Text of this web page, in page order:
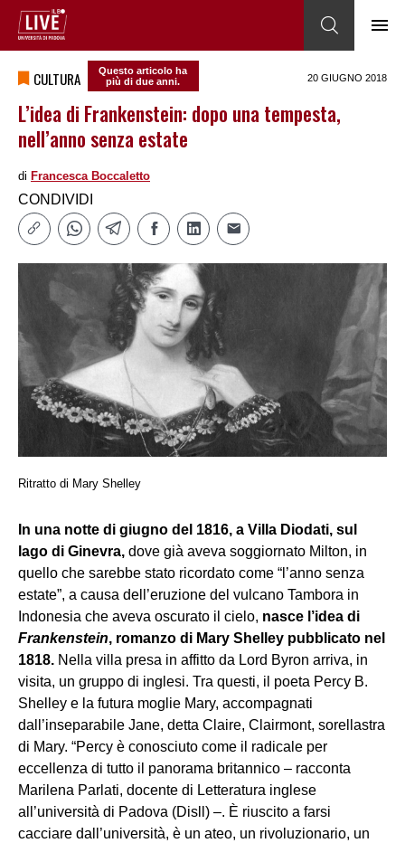
CULTURA
Questo articolo ha
più di due anni.
20 GIUGNO 2018
L’idea di Frankenstein: dopo una tempesta,
nell’anno senza estate
di Francesca Boccaletto
CONDIVIDI
Ritratto di Mary Shelley
In una notte di giugno del 1816, a Villa Diodati, sul
lago di Ginevra, dove già aveva soggiornato Milton, in
quello che sarebbe stato ricordato come “l’anno senza
estate”, a causa dell’eruzione del vulcano Tambora in
Indonesia che aveva oscurato il cielo, nasce l’idea di
Frankenstein, romanzo di Mary Shelley pubblicato nel
1818. Nella villa presa in affitto da Lord Byron arriva, in
visita, un gruppo di inglesi. Tra questi, il poeta Percy B.
Shelley e la futura moglie Mary, accompagnati
dall’inseparabile Jane, detta Claire, Clairmont, sorellastra
di Mary. “Percy è conosciuto come il radicale per
eccellenza di tutto il panorama britannico – racconta
Marilena Parlati, docente di Letteratura inglese
all’università di Padova (Disll) –. È riuscito a farsi
cacciare dall’università, è un ateo, un rivoluzionario, un